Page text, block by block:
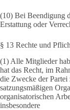
(10) Bei Beendigung
Erstattung oder
§ 13 Rechte und
(1) Alle Mitglieder
hat das Recht, im
die Zwecke der
satzungsmäßigen
organisatorischen
insbesondere